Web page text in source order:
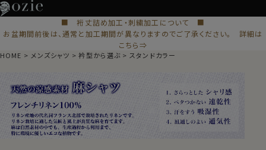
■ 裄丈詰め加工・刺繍加工について ■
お盆期間前後は、通常と加工期間が異なりますのでご了承ください。 詳細は
こちら⇒
HOME メンズシャツ 衿型から選ぶ スタンドカラー